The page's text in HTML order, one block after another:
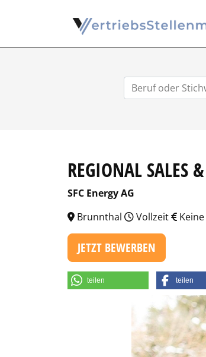
REGIONAL
SFC Energy AG
Brunnthal
Vollzeit
JETZT BEWERBEN
teilen teilen